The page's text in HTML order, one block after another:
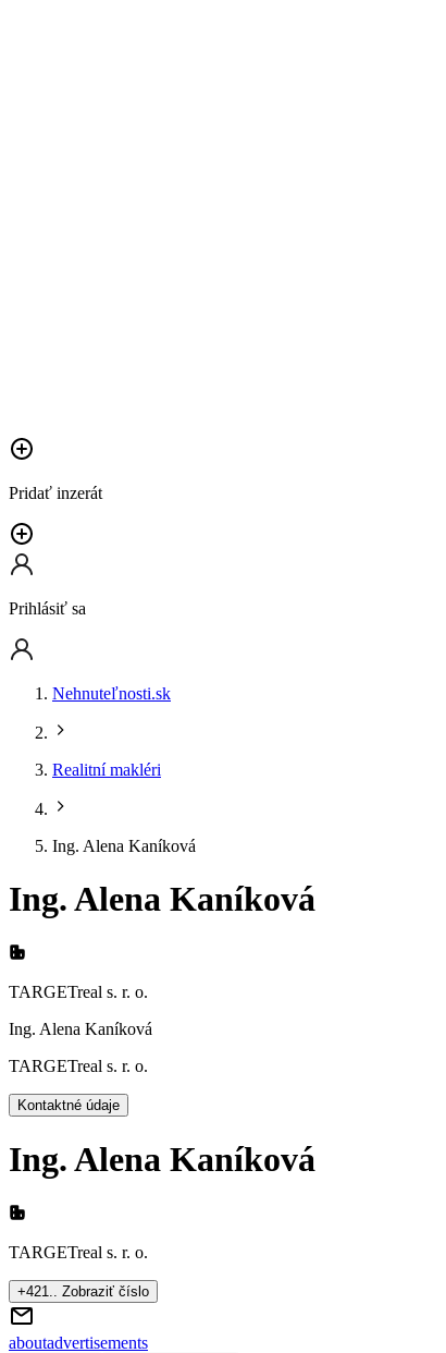
Pridať inzerát
Prihlásiť sa
Nehnuteľnosti.sk
Realitní makléri
Ing. Alena Kaníková
Ing. Alena Kaníková
TARGETreal s. r. o.
Ing. Alena Kaníková
TARGETreal s. r. o.
Kontaktné údaje
Ing. Alena Kaníková
TARGETreal s. r. o.
+421.. Zobraziť číslo
aboutadvertisements